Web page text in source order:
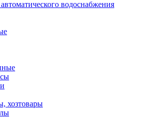
водоснабжения
хозтовары